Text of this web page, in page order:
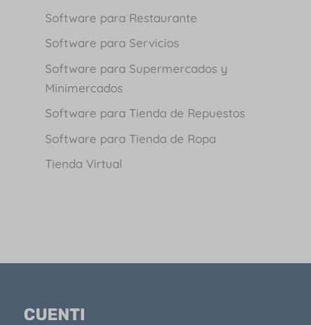
Software para Restaurante
Software para Servicios
Software para Supermercados y
Minimercados
Software para Tienda de Repuestos
Software para Tienda de Ropa
Tienda Virtual
CUENTI